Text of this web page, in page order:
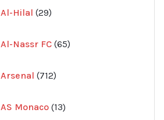
Al-Hilal 29
produkter
Al-Nassr FC 65
produkter
Arsenal 712
produkter
AS Monaco 13
produkter